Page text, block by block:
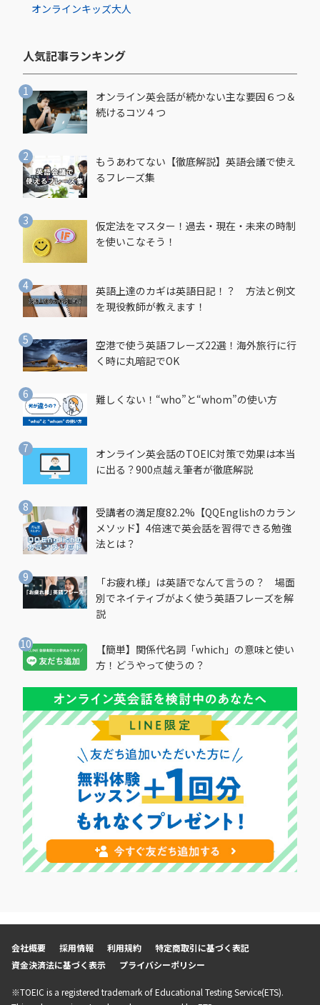
オンラインキッズ大人
人気記事ランキング​
オンライン英会話が続かない主な要因６つ＆
続けるコツ４つ
もうあわてない【徹底解説】英語会議で使え
るフレーズ集
仮定法をマスター！過去・現在・未来の時制
を使いこなそう！
英語上達のカギは英語日記！？ 方法と例文
を現役教師が教えます！
空港で使う英語フレーズ22選！海外旅行に行
く時に丸暗記でOK
難しくない！“who”と“whom”の使い方
オンライン英会話のTOEIC対策で効果は本当
に出る？900点越え筆者が徹底解説
受講者の満足度82.2%【QQEnglishのカラン
メソッド】4倍速で英会話を習得できる勉強
法とは？
「お疲れ様」は英語でなんて言うの？ 場面
別でネイティブがよく使う英語フレーズを解
説
【簡単】関係代名詞「which」の意味と使い
方！どうやって使うの？
会社概要 採用情報 利用規約
特定商取引に基づく表記
資金決済法に基づく表示
プライバシーポリシー
※TOEIC is a registered trademark of Educational Testing Service(ETS).